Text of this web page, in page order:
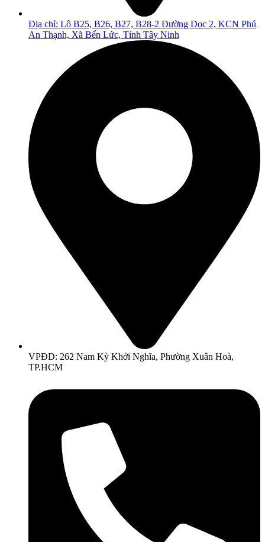
Địa chỉ: Lô B25, B26, B27, B28-2 Đường Dọc 2, KCN Phú
An Thạnh, Xã Bến Lức, Tỉnh Tây Ninh
VPĐD: 262 Nam Kỳ Khởi Nghĩa, Phường Xuân Hoà,
TP.HCM